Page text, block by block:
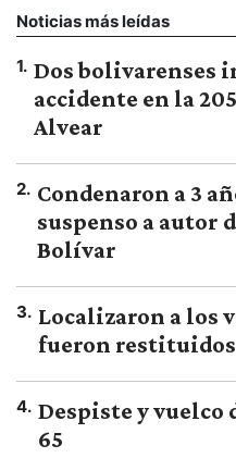
Noticias más leídas
1. Dos bolivarenses
accidente en la
Alvear
2. Condenaron a 3
suspenso a autor
Bolívar
3. Localizaron a los
fueron restituidos
4. Despiste y vuelco
65